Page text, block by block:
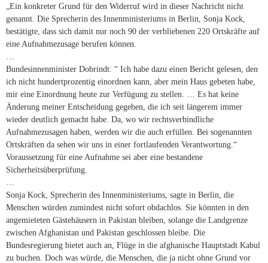
„Ein konkreter Grund für den Widerruf wird in dieser Nachricht nicht
genannt. Die Sprecherin des Innenministeriums in Berlin, Sonja Kock,
bestätigte, dass sich damit nur noch 90 der verbliebenen 220 Ortskräfte auf
eine Aufnahmezusage berufen können.
Bundesinnenminister Dobrindt: “ Ich habe dazu einen Bericht gelesen, den
ich nicht hundertprozentig einordnen kann, aber mein Haus gebeten habe,
mir eine Einordnung heute zur Verfügung zu stellen. … Es hat keine
Änderung meiner Entscheidung gegeben, die ich seit längerem immer
wieder deutlich gemacht habe. Da, wo wir rechtsverbindliche
Aufnahmezusagen haben, werden wir die auch erfüllen. Bei sogenannten
Ortskräften da sehen wir uns in einer fortlaufenden Verantwortung.“
Voraussetzung für eine Aufnahme sei aber eine bestandene
Sicherheitsüberprüfung.
Sonja Kock, Sprecherin des Innenministeriums, sagte in Berlin, die
Menschen würden zumindest nicht sofort obdachlos. Sie könnten in den
angemieteten Gästehäusern in Pakistan bleiben, solange die Landgrenze
zwischen Afghanistan und Pakistan geschlossen bleibe. Die
Bundesregierung bietet auch an, Flüge in die afghanische Hauptstadt Kabul
zu buchen. Doch was würde, die Menschen, die ja nicht ohne Grund vor